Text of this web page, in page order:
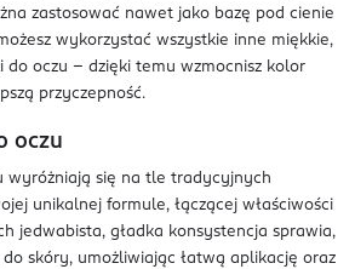
zastosować nawet jako bazę pod cienie
wykorzystać wszystkie inne miękkie,
do oczu – dzięki temu wzmocnisz kolor
przyczepność.
oczu
wyróżniają się na tle tradycyjnych
unikalnej formule, łączącej właściwości
jedwabista, gładka konsystencja sprawia,
skóry, umożliwiając łatwą aplikację oraz